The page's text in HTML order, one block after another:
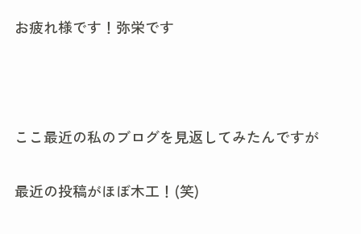
お疲れ様です！弥栄です
ここ最近の私のブログを見返してみたんですが
最近の投稿がほぼ木工！(笑)